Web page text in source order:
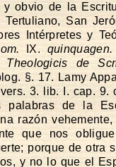
obvio de la
San
Intérpretes y
IX. quinquagen.
de
§. 17. Lamy
3. lib. I. cap. 9.
palabras de la
razón
que nos
porque de otra
y no lo que el